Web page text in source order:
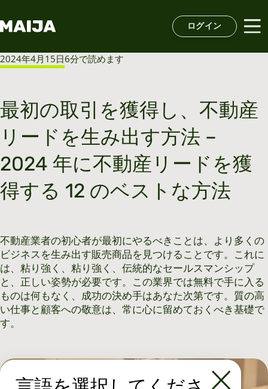
ログイン
2024年4月15日6分で読めます
最初の取引を獲得し、不動産
リードを生み出す方法 –
2024 年に不動産リードを獲
得する 12 のベストな方法
不動産業者の初心者が最初にやるべきことは、より多くの
ビジネスを生み出す販売商品を見つけることです。これに
は、粘り強く、粘り強く、伝統的なセールスマンシップ
と、正しい姿勢が必要です。この業界では無料で手に入る
ものは何もなく、成功の決め手はあなた次第です。質の高
い仕事と顧客への敬意は、常に心に留めておくべき基礎で
す。